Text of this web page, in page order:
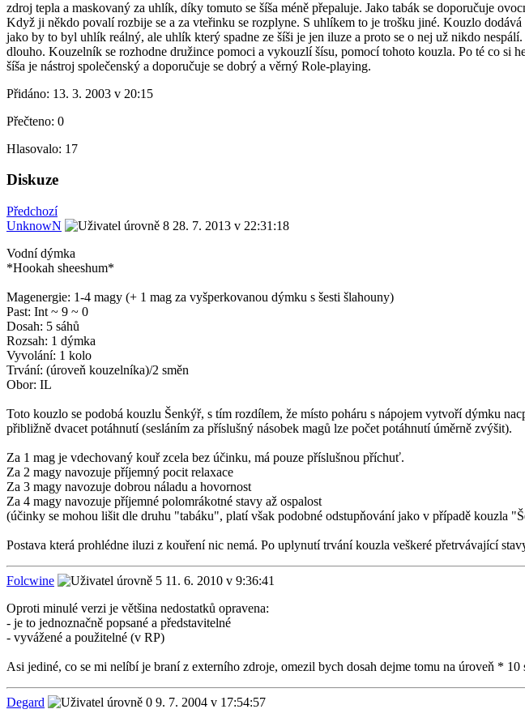
zdroj tepla a maskovaný za uhlík, díky tomuto se šíša méně přepaluje. Jako tabák se doporučuje
Když ji někdo povalí rozbije se a za vteřinku se rozplyne. S uhlíkem to je trošku jiné. Kouzlo
jako by to byl uhlík reálný, ale uhlík který spadne ze šíši je jen iluze a proto se o nej už nikdo
dlouho. Kouzelník se rozhodne družince pomoci a vykouzlí šísu, pomocí tohoto kouzla. Po té co si
šíša je nástroj společenský a doporučuje se dobrý a věrný Role-playing.
Přidáno: 13. 3. 2003 v 20:15
Přečteno: 0
Hlasovalo: 17
Diskuze
Předchozí
UnknowN
28. 7. 2013 v 22:31:18
Vodní dýmka
*Hookah sheeshum*
Magenergie: 1-4 magy (+ 1 mag za vyšperkovanou dýmku s šesti šlahouny)
Past: Int ~ 9 ~ 0
Dosah: 5 sáhů
Rozsah: 1 dýmka
Vyvolání: 1 kolo
Trvání: (úroveň kouzelníka)/2 směn
Obor: IL
Toto kouzlo se podobá kouzlu Šenkýř, s tím rozdílem, že místo poháru s nápojem vytvoří dýmku
přibližně dvacet potáhnutí (sesláním za příslušný násobek magů lze počet potáhnutí úměrně zvýšit).
Za 1 mag je vdechovaný kouř zcela bez účinku, má pouze příslušnou příchuť.
Za 2 magy navozuje příjemný pocit relaxace
Za 3 magy navozuje dobrou náladu a hovornost
Za 4 magy navozuje příjemné polomrákotné stavy až ospalost
(účinky se mohou lišit dle druhu "tabáku", platí však podobné odstupňování jako v případě kouzla
Postava která prohlédne iluzi z kouření nic nemá. Po uplynutí trvání kouzla veškeré přetrvávající
Folcwine
11. 6. 2010 v 9:36:41
Oproti minulé verzi je většina nedostatků opravena:
- je to jednoznačně popsané a představitelné
- vyvážené a použitelné (v RP)
Asi jediné, co se mi nelíbí je braní z externího zdroje, omezil bych dosah dejme tomu na úroveň * 10
Degard
9. 7. 2004 v 17:54:57